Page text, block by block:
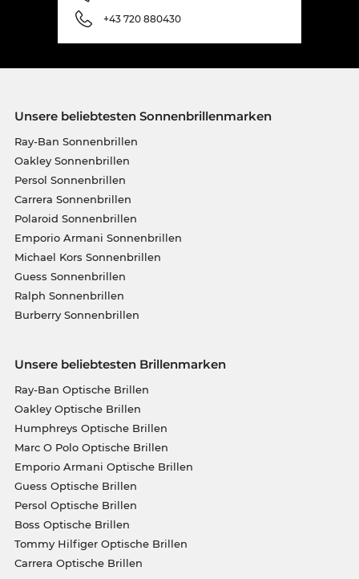
+43 720 880430
Unsere beliebtesten Sonnenbrillenmarken
Ray-Ban Sonnenbrillen
Oakley Sonnenbrillen
Persol Sonnenbrillen
Carrera Sonnenbrillen
Polaroid Sonnenbrillen
Emporio Armani Sonnenbrillen
Michael Kors Sonnenbrillen
Guess Sonnenbrillen
Ralph Sonnenbrillen
Burberry Sonnenbrillen
Unsere beliebtesten Brillenmarken
Ray-Ban Optische Brillen
Oakley Optische Brillen
Humphreys Optische Brillen
Marc O Polo Optische Brillen
Emporio Armani Optische Brillen
Guess Optische Brillen
Persol Optische Brillen
Boss Optische Brillen
Tommy Hilfiger Optische Brillen
Carrera Optische Brillen